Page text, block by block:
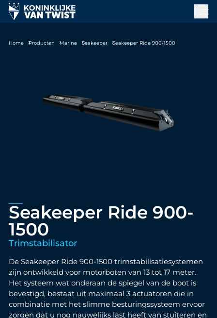
Home Producten Marine Seakeeper Seakeeper Ride 900-1500
Seakeeper Ride 900-
1500
Trimstabilisator
De Seakeeper Ride 900-1500 trimstabilisatiesystemen
zijn ontwikkeld voor motorboten van 13 tot 17 meter.
Het systeem wat onderaan de spiegel van de boot is
bevestigd, bestaat uit maximaal 3 actuatoren die in
combinatie met het slimme besturingssysteem ervoor
zorgen dat u nog nauwelijks last heeft van stuiteren en